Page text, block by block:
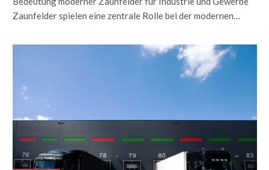
Zaunfelder spielen eine zentrale Rolle bei der modernen…